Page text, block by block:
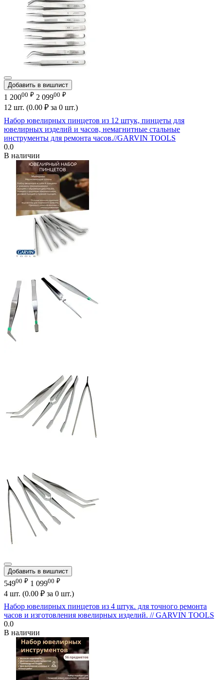
Добавить в вишлист
1 20000 ₽ 2 09900 ₽
12 шт. (0.00 ₽ за 0 шт.)
Набор ювелирных пинцетов из 12 штук, пинцеты для
ювелирных изделий и часов, немагнитные стальные
инструменты для ремонта часов.//GARVIN TOOLS
0.0
В наличии
Добавить в вишлист
54900 ₽ 1 09900 ₽
4 шт. (0.00 ₽ за 0 шт.)
Набор ювелирных пинцетов из 4 штук. для точного ремонта
часов и изготовления ювелирных изделий. // GARVIN TOOLS
0.0
В наличии